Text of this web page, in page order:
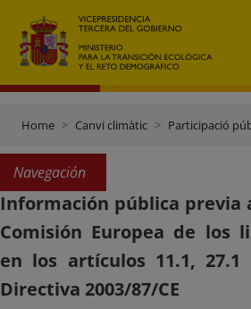
Home Canvi climàtic Participació
Navegación
Información pública previa
Comisión Europea de los
en los artículos 11.1,
Directiva 2003/87/CE